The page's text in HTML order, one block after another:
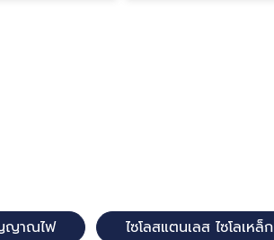
ญาณไฟ
ไซโลสแตนเลส ไซโลเหล็ก